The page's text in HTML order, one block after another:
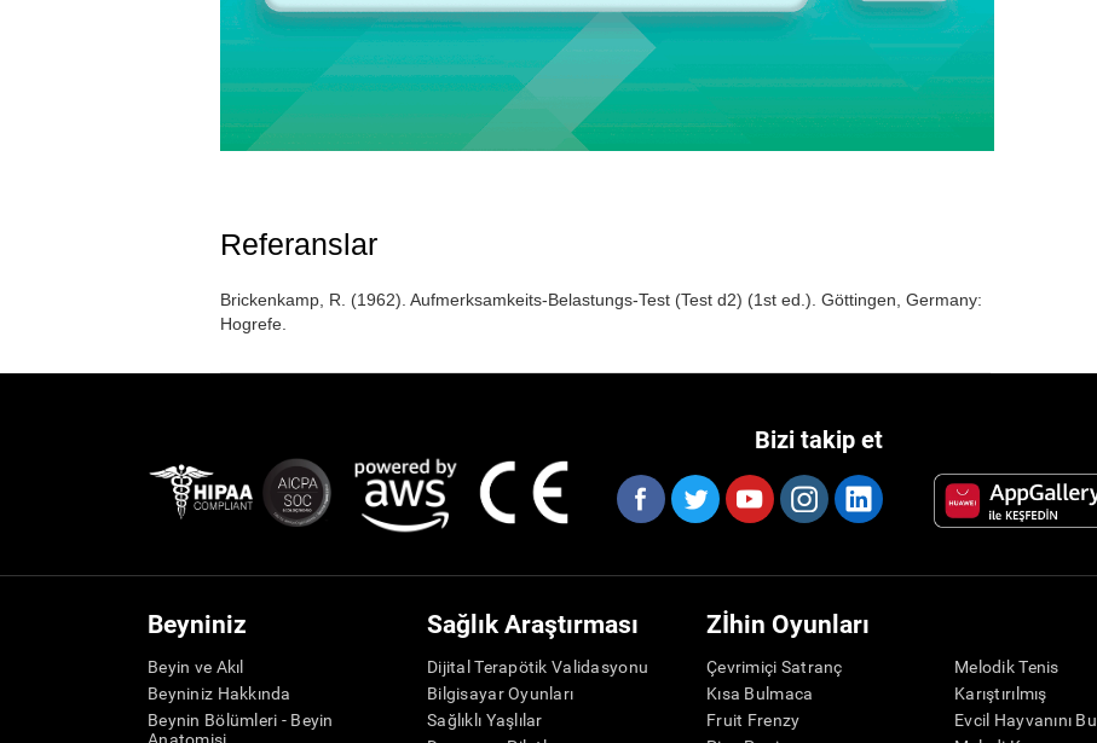
Referanslar
Brickenkamp, R. (1962). Aufmerksamkeits-Belastungs-Test (Test d2) (1st ed.). Göttingen, Germany:
Hogrefe.
Bizi takip et
Beyniniz
Beyin ve Akıl
Beyniniz Hakkında
Beynin Bölümleri - Beyin
Sağlık Araştırması
Dijital Terapötik Validasyonu
Bilgisayar Oyunları
Sağlıklı Yaşlılar
Zİhin Oyunları
Çevrimiçi Satranç
Kısa Bulmaca
Fruit Frenzy
Melodik Tenis
Karıştırılmış
Evcil Hayvanını Bul